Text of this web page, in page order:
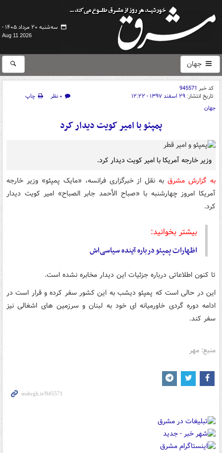
سه‌شنبه ۲۰ مرداد ۱۴۰۵ -
Aug 11 2026
جهان
کد خبر 945571
تاریخ انتشار: ۲۹ اسفند ۱۳۹۷ - ۱۲:۲۲ ۰ نظر
چاپ
جهان
پمپئو با امیر کویت دیدار کرد
وزیر خارجه آمریکا با امیر کویت دیدار کرد.
به گزارش مشرقبه نقل از خبرگزاری فرانسه، «مایک پمپئو» وزیر خارجه
آمریکا امروز چهارشنبه با «صباح الأحمد جابر الصباح» امیر کویت دیدار
کرد.
بیشتر بخوانید:
اظهارات پمپئو درباره آینده سیاسی‌اش
تا کنون اطلاعاتی درباره جزئیات این دیدار مخابره نشده است.
این در حالی است که پمپئو دیشب به این کشور سفر کرده و قرار است در
ادامه دوره گردی خاورمیانه ای خود به لبنان و سرزمین های اشغالی نیز
سفر کند.
منبع: مهر